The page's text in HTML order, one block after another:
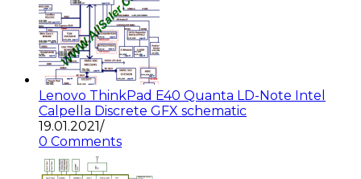
Lenovo ThinkPad E40 Quanta LD-Note Intel
Calpella Discrete GFX schematic
19.01.2021/
0 Comments